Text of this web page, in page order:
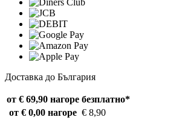
Доставка до България
от € 69,90 нагоре безплатно*
от € 0,00 нагоре € 8,90